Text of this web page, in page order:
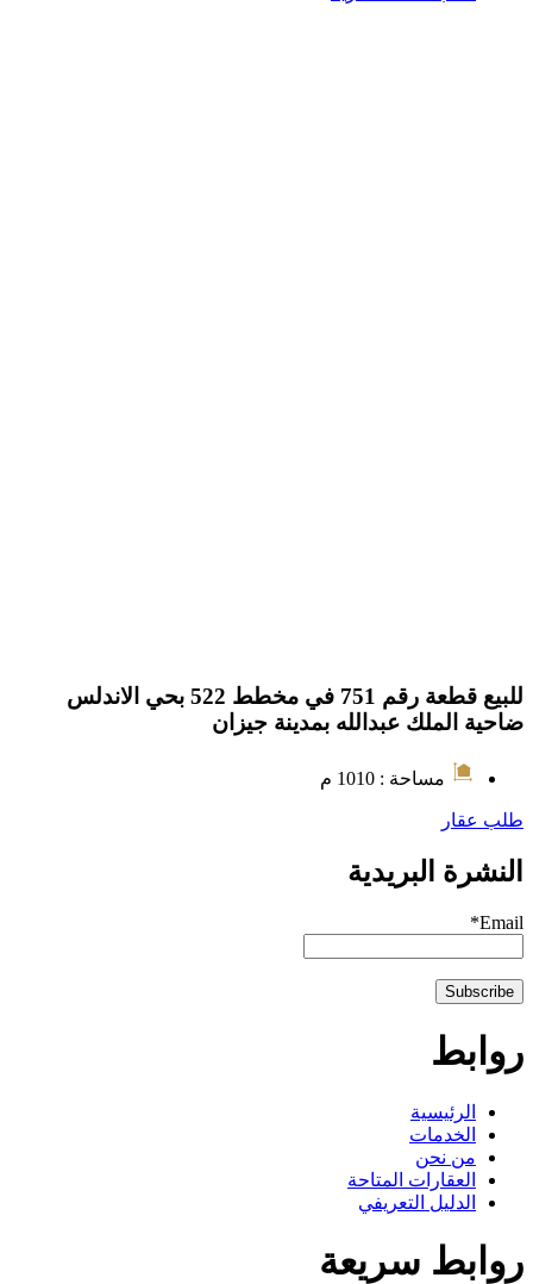
للبيع قطعة رقم 751 في مخطط 522 بحي الاندلس
ضاحية الملك عبدالله بمدينة جيزان
مساحة : 1010 م
طلب عقار
النشرة البريدية
Email*
روابط
الرئيسية
الخدمات
من نحن
العقارات المتاحة
الدليل التعريفي
روابط سريعة